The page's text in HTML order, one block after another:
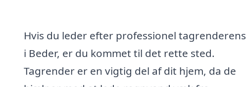
Hvis du leder efter professionel tagrenderens
i Beder, er du kommet til det rette sted.
Tagrender er en vigtig del af dit hjem, da de